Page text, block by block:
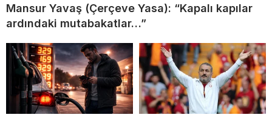
Mansur Yavaş (Çerçeve Yasa): “Kapalı kapılar
ardındaki mutabakatlar…”